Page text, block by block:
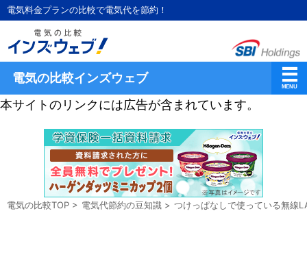
電気料金プランの比較で電気代を節約！
電気の比較インズウェブ
本サイトのリンクには広告が含まれています。
電気の比較TOP > 電気代節約の豆知識 > つけっぱなしで使っている無線